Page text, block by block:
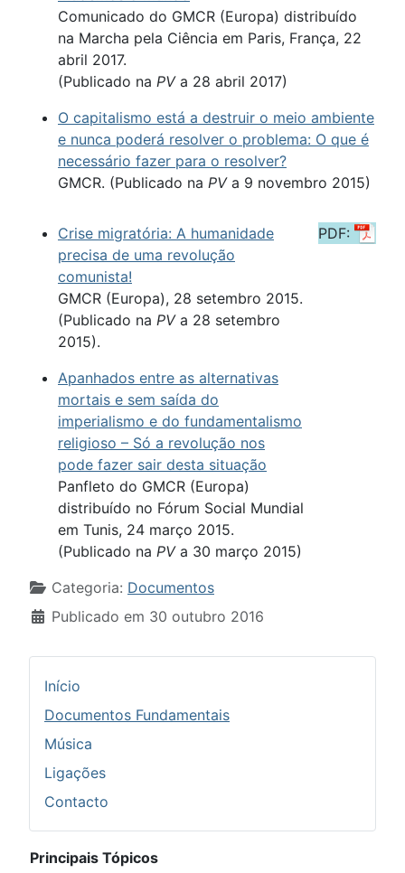
Comunicado do GMCR (Europa) distribuído
na Marcha pela Ciência em Paris, França, 22
abril 2017.
(Publicado na PVa 28 abril 2017)
O capitalismo está a destruir o meio ambiente
e nunca poderá resolver o problema: O que é
necessário fazer para o resolver?
GMCR. (Publicado na PVa 9 novembro 2015)
PDF:
Crise migratória: A humanidade
precisa de uma revolução
comunista!
GMCR (Europa), 28 setembro 2015.
(Publicado na PVa 28 setembro
2015).
Apanhados entre as alternativas
mortais e sem saída do
imperialismo e do fundamentalismo
religioso – Só a revolução nos
pode fazer sair desta situação
Panfleto do GMCR (Europa)
distribuído no Fórum Social Mundial
em Tunis, 24 março 2015.
(Publicado na PVa 30 março 2015)
Detalhes
Categoria: Documentos
Publicado em 30 outubro 2016
Início
Documentos Fundamentais
Música
Ligações
Contacto
Principais Tópicos